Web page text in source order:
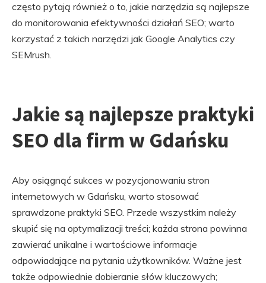
często pytają również o to, jakie narzędzia są najlepsze
do monitorowania efektywności działań SEO; warto
korzystać z takich narzędzi jak Google Analytics czy
SEMrush.
Jakie są najlepsze praktyki
SEO dla firm w Gdańsku
Aby osiągnąć sukces w pozycjonowaniu stron
internetowych w Gdańsku, warto stosować
sprawdzone praktyki SEO. Przede wszystkim należy
skupić się na optymalizacji treści; każda strona powinna
zawierać unikalne i wartościowe informacje
odpowiadające na pytania użytkowników. Ważne jest
także odpowiednie dobieranie słów kluczowych;